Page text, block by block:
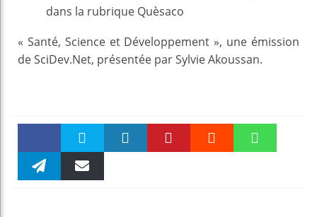
dans la rubrique Quèsaco
« Santé, Science et Développement », une émission
de SciDev.Net, présentée par Sylvie Akoussan.
Faceboo Twitter